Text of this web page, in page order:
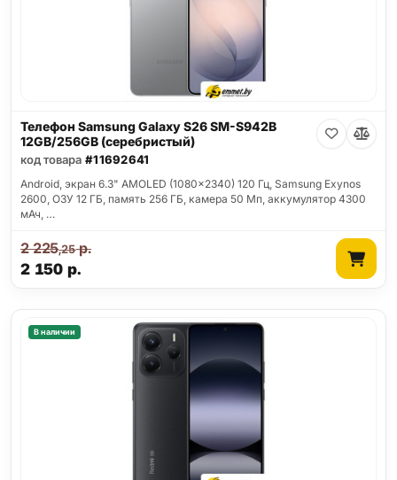
Телефон Samsung Galaxy S26 SM-S942B
12GB/256GB (серебристый)
код товара #11692641
Android, экран 6.3" AMOLED (1080x2340) 120 Гц, Samsung Exynos
2600, ОЗУ 12 ГБ, память 256 ГБ, камера 50 Мп, аккумулятор 4300
мАч, …
2 150 р.
2 225,25р.
В наличии